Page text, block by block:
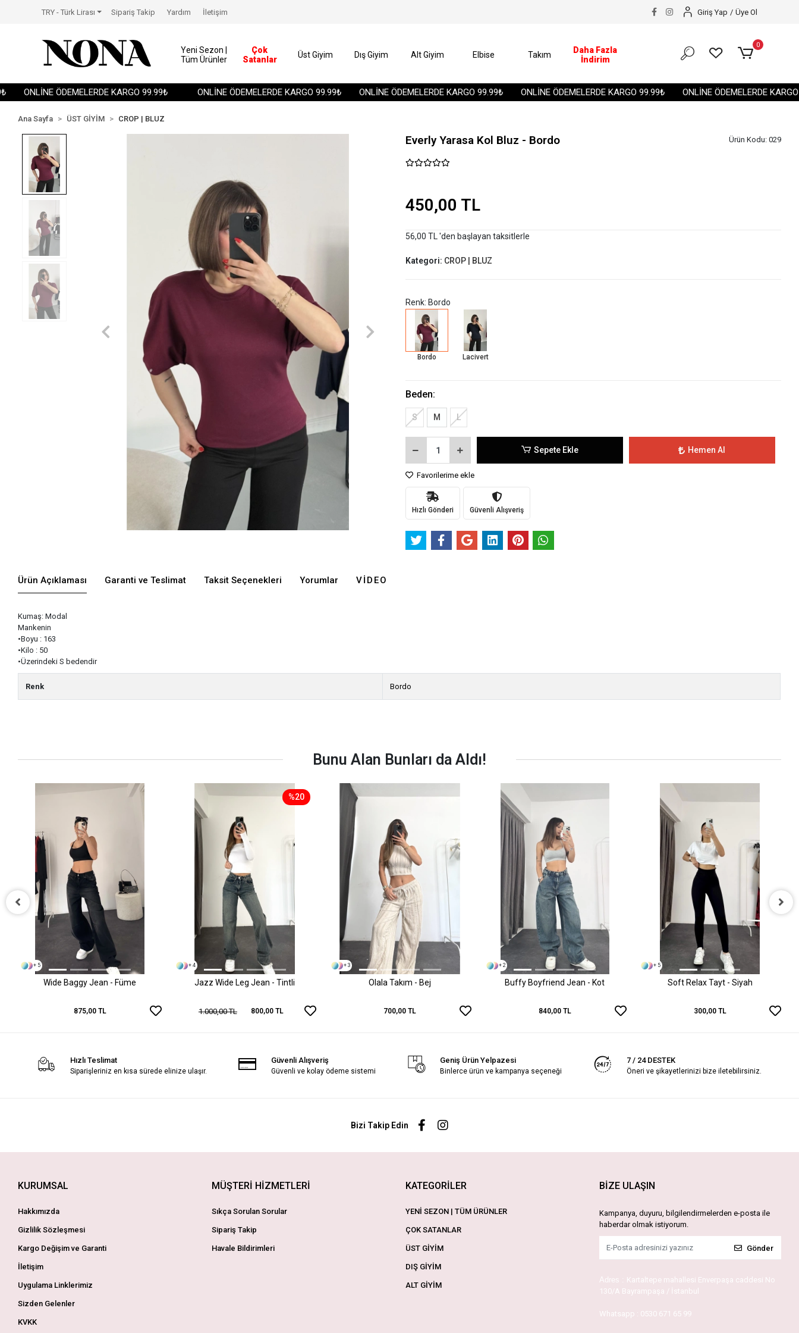
ONLİNE ÖDEMELERDE KARGO 99.99₺ ONLİNE ÖDEMELERDE KARGO 99.99₺ ONLİNE ÖDEMELERDE KARGO 99.99₺ ONLİNE ÖDEMELERDE KARGO 99.99₺ ONLİNE ÖDEMELERDE KARGO
TRY - Türk Lirası Sipariş Takip Yardım İletişim Giriş Yap / Üye Ol
Yeni Sezon |
Tüm Ürünler
Çok
Satanlar
Üst Giyim Dış Giyim Alt Giyim Elbise Takım
Daha Fazla
İndirim
0
Ana Sayfa ÜST GİYİM CROP | BLUZ
Everly Yarasa Kol Bluz - Bordo Ürün Kodu: 029
450,00 TL
56,00 TL 'den başlayan taksitlerle
Kategori: CROP | BLUZ
Renk: Bordo
Bordo Lacivert
Beden:
S M L
Sepete Ekle Hemen Al
Favorilerime ekle
Hızlı Gönderi Güvenli Alışveriş
Ürün Açıklaması Garanti ve Teslimat Taksit Seçenekleri Yorumlar VIDEO
Kumaş: Modal
Mankenin
•Boyu : 163
•Kilo : 50
•Üzerindeki S bedendir
Renk Bordo
Bunu Alan Bunları da Aldı!
+ 5
Wide Baggy Jean - Füme
875,00 TL
%20
+ 4
Jazz Wide Leg Jean - Tintli
1.000,00 TL 800,00 TL
+ 3
Olala Takım - Bej
700,00 TL
+ 2
Buffy Boyfriend Jean - Kot
840,00 TL
+ 5
Soft Relax Tayt - Siyah
300,00 TL
Hızlı Teslimat
Siparişleriniz en kısa sürede elinize ulaşır.
Güvenli Alışveriş
Güvenli ve kolay ödeme sistemi
Geniş Ürün Yelpazesi
Binlerce ürün ve kampanya seçeneği
7 / 24 DESTEK
Öneri ve şikayetlerinizi bize iletebilirsiniz.
Bizi Takip Edin
KURUMSAL
Hakkımızda
Gizlilik Sözleşmesi
Kargo Değişim ve Garanti
İletişim
Uygulama Linklerimiz
Sizden Gelenler
KVKK
MÜŞTERİ HİZMETLERİ
Sıkça Sorulan Sorular
Sipariş Takip
Havale Bildirimleri
KATEGORİLER
YENİ SEZON | TÜM ÜRÜNLER
ÇOK SATANLAR
ÜST GİYİM
DIŞ GİYİM
ALT GİYİM
BİZE ULAŞIN
Kampanya, duyuru, bilgilendirmelerden e-posta ile
haberdar olmak istiyorum.
Gönder
Adres : Kartaltepe mahallesi Enverpaşa caddesi No
130/A Bayrampaşa / İstanbul
Whatsapp : 0530 671 65 99